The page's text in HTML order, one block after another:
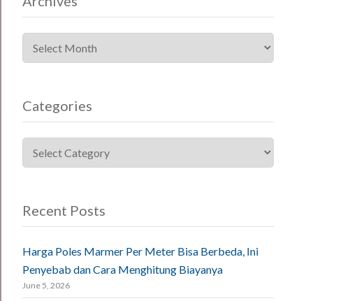
Categories
Recent Posts
Harga Poles Marmer Per Meter Bisa Berbeda, Ini
Penyebab dan Cara Menghitung Biayanya
June 5, 2026